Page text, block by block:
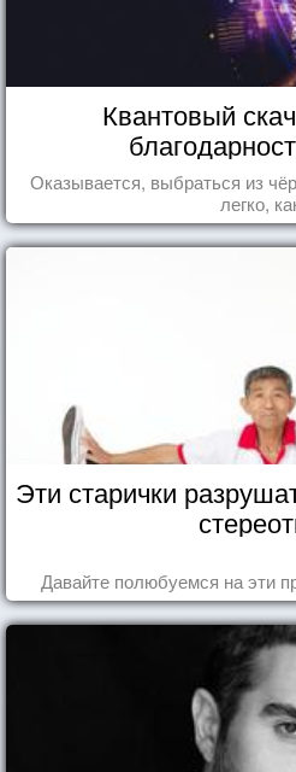
Квантовый
Оказывается, выбраться из
легко,
Эти старички
Давайте полюбуемся на эти